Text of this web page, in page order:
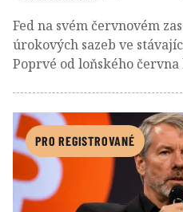
Fed na svém červnovém
úrokových sazeb ve
Poprvé od loňského
participantů růst
roku, přičemž 6 z nich by
dvě 25bodové zvýšení.
sazeb o 25 bazických bodů
PRO REGISTROVANÉ